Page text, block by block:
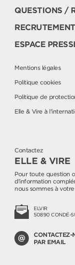
QUESTIONS /
RECRUTEMENT
ESPACE
Mentions légales
Politique cookies
Politique de
Elle & Vire à
Contactez
ELLE & VIRE
Pour toute question
d'information
nous sommes à
ELVIR
50890 CONDÉ-
CONTACTEZ-
PAR EMAIL